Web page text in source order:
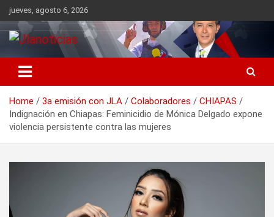
Skip
to
content
jueves, agosto 6, 2026
Jlanoticias
Información relevante en tiempo real.
Home 3a emisión con JLA Colaboradores
CHIAPAS
Indignación en Chiapas: Feminicidio de Mónica Delgado expone
violencia persistente contra las mujeres